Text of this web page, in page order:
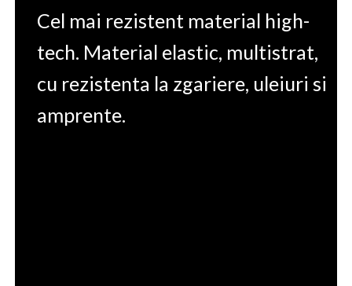
Cel mai rezistent material high-
tech. Material elastic, multistrat,
cu rezistenta la zgariere, uleiuri si
amprente.